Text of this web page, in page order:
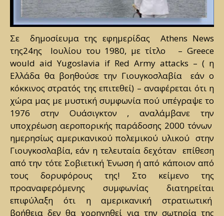
Σε δημοσίευμα της εφημερίδας Athens News
της24ης Ιουλίου του 1980, με τίτλο – Greece
would aid Yugoslavia if Red Army attacks – ( η
Ελλάδα θα βοηθούσε την Γιουγκοσλαβία εάν ο
κόκκινος στρατός της επιτεθεί) – αναφέρεται ότι η
χώρα μας με μυστική συμφωνία πού υπέγραψε το
1976 στην Ουάσιγκτον , αναλάμβανε την
υποχρέωση αεροπορικής παράδοσης 2000 τόνων
ημερησίως αμερικανικού πολεμικού υλικού στην
Γιουγκοσλαβία, εάν η τελευταία δεχόταν επίθεση
από την τότε Σοβιετική Ένωση ή από κάποιον από
τους δορυφόρους της! Στο κείμενο της
προαναφερόμενης συμφωνίας διατηρείται
επιφύλαξη ότι η αμερικανική στρατιωτική
βοήθεια δεν θα χορηγηθεί για την σωτηρία της